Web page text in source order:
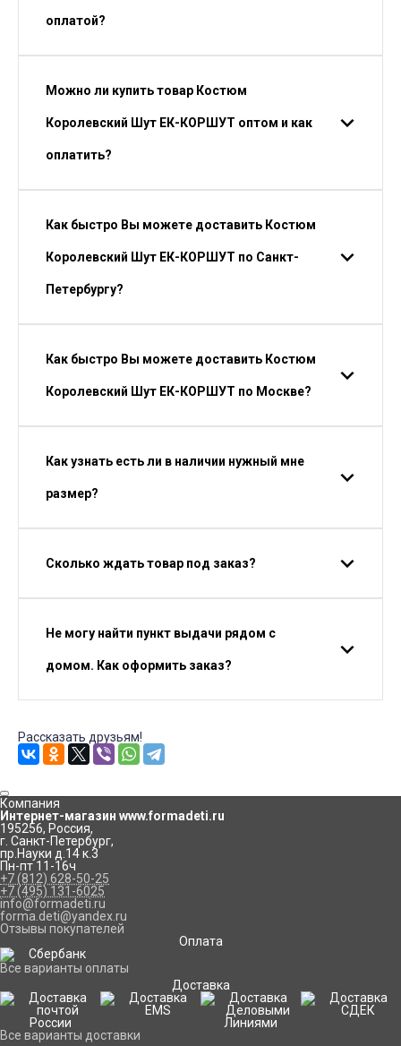
оплатой?
Можно ли купить товар Костюм
Королевский Шут ЕК-КОРШУТ оптом и как
оплатить?
Как быстро Вы можете доставить Костюм
Королевский Шут ЕК-КОРШУТ по Санкт-
Петербургу?
Как быстро Вы можете доставить Костюм
Королевский Шут ЕК-КОРШУТ по Москве?
Как узнать есть ли в наличии нужный мне
размер?
Сколько ждать товар под заказ?
Не могу найти пункт выдачи рядом с
домом. Как оформить заказ?
Рассказать друзьям!
Компания
Интернет-магазин www.formadeti.ru
195256, Россия,
г. Санкт-Петербург,
пр.Науки д.14 к.3
Пн-пт 11-16ч
+7 (812) 628-50-25
+7 (495) 131-6025
info@formadeti.ru
forma.deti@yandex.ru
Отзывы покупателей
Оплата
Все варианты оплаты
Доставка
Все варианты доставки